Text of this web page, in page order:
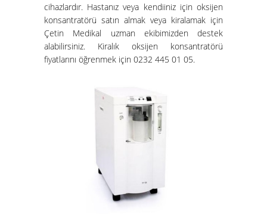
cihazlardır. Hastanız veya kendiiniz için oksijen
konsantratörü satın almak veya kiralamak için
Çetin Medikal uzman ekibimizden destek
alabilirsiniz. Kiralık oksijen konsantratörü
fiyatlarını öğrenmek için 0232 445 01 05.